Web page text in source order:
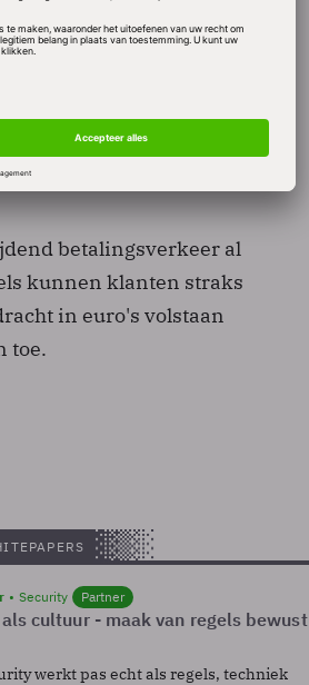
wordt per 1
betalingsverkeer
Code) worden
betalingsverkeer al
kunnen klanten straks
in euro's volstaan
toe.
Security Partner
cultuur - maak van regels bewust
werkt pas echt als regels, techniek